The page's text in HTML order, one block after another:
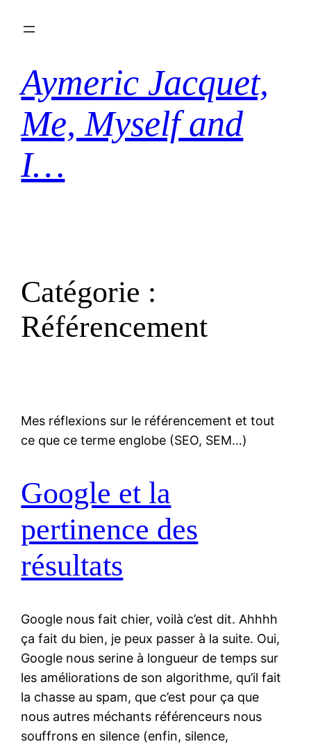
Aymeric Jacquet,
Me, Myself and
I…
Catégorie :
Référencement
Mes réflexions sur le référencement et tout
ce que ce terme englobe (SEO, SEM…)
Google et la
pertinence des
résultats
Google nous fait chier, voilà c’est dit. Ahhhh
ça fait du bien, je peux passer à la suite. Oui,
Google nous serine à longueur de temps sur
les améliorations de son algorithme, qu’il fait
la chasse au spam, que c’est pour ça que
nous autres méchants référenceurs nous
souffrons en silence (enfin, silence,